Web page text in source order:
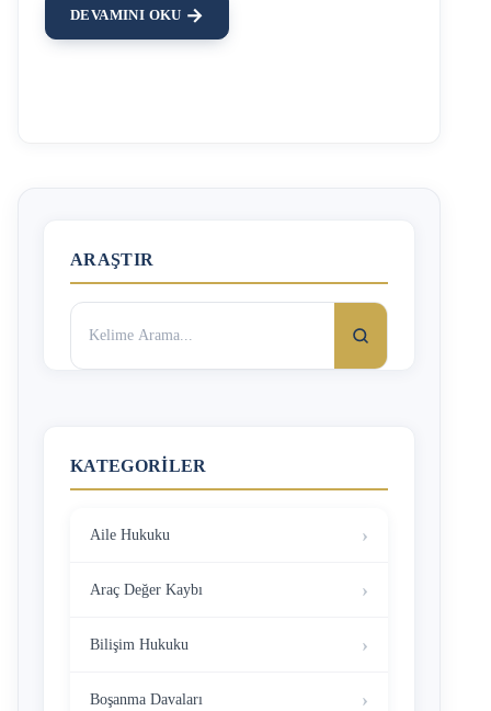
süreli iş sözleşmelerine kıyasla bazı farklılıklar
yaratmaktadır. Özel okul öğretmenlerinin özlük hakları,
DEVAMINI OKU
ARAŞTIR
Arama:
KATEGORILER
Aile Hukuku
Araç Değer Kaybı
Bilişim Hukuku
Boşanma Davaları